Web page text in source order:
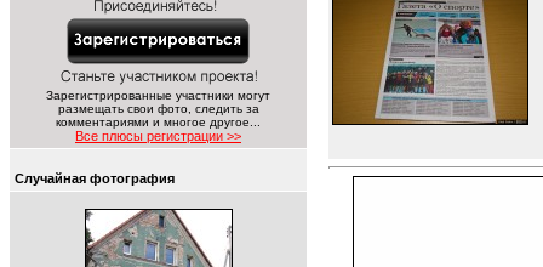
Зарегистрированные участники могут
размещать свои фото, следить за
комментариями и многое другое...
Все плюсы регистрации >>
Случайная фотография